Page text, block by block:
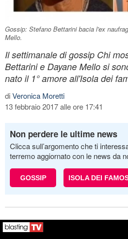
Gossip: Stefano Bettarini bacia l'ex
Mello.
Il settimanale di gossip Chi
Bettarini e Dayane Mello si
nato il 1° amore all'Isola dei
diVeronica Moretti
13 febbraio 2017 alle ore 17:41
Non perdere le ultime news
Clicca sull’argomento che ti
terremo aggiornato con le news da
GOSSIP ISOLA DEI